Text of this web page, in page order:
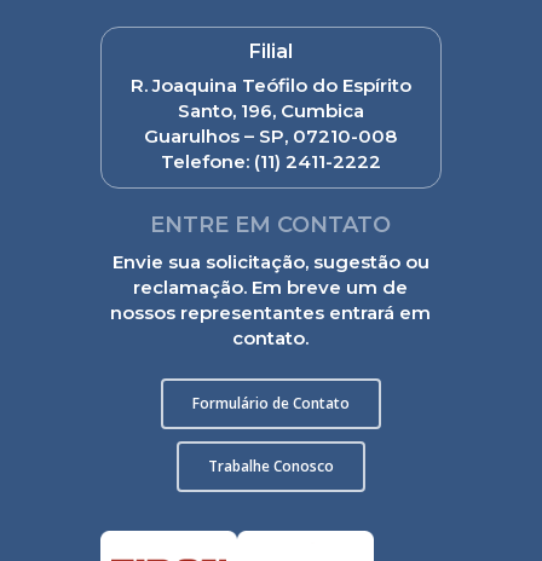
Filial
R. Joaquina Teófilo do Espírito
Santo, 196, Cumbica
Guarulhos – SP, 07210-008
Telefone:(11) 2411-2222
ENTRE EM CONTATO
Envie sua solicitação, sugestão ou
reclamação. Em breve um de
nossos representantes entrará em
contato.
Formulário de Contato
Trabalhe Conosco